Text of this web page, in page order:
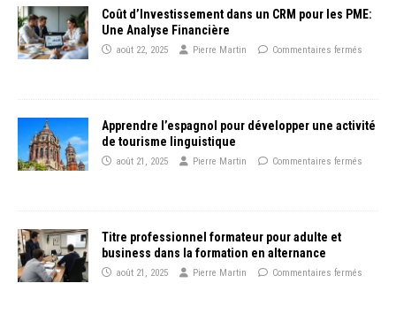
Coût d’Investissement dans un CRM pour les PME:
Une Analyse Financière
août 22, 2025 Pierre Martin Commentaires fermés
Apprendre l’espagnol pour développer une activité
de tourisme linguistique
août 21, 2025 Pierre Martin Commentaires fermés
Titre professionnel formateur pour adulte et
business dans la formation en alternance
août 21, 2025 Pierre Martin Commentaires fermés